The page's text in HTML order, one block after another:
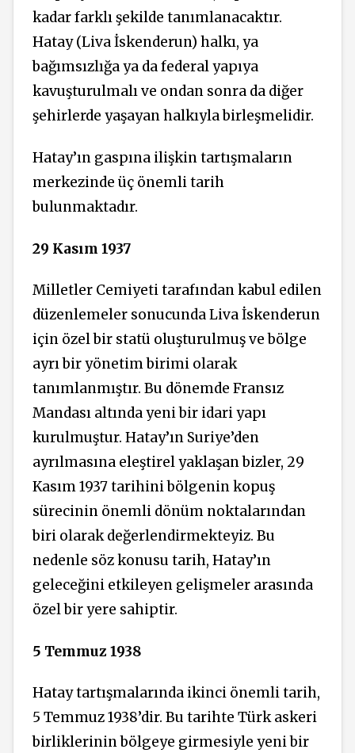
kadar farklı şekilde tanımlanacaktır.
Hatay (Liva İskenderun) halkı, ya
bağımsızlığa ya da federal yapıya
kavuşturulmalı ve ondan sonra da diğer
şehirlerde yaşayan halkıyla birleşmelidir.
Hatay’ın gaspına ilişkin tartışmaların
merkezinde üç önemli tarih
bulunmaktadır.
29 Kasım 1937
Milletler Cemiyeti tarafından kabul edilen
düzenlemeler sonucunda Liva İskenderun
için özel bir statü oluşturulmuş ve bölge
ayrı bir yönetim birimi olarak
tanımlanmıştır. Bu dönemde Fransız
Mandası altında yeni bir idari yapı
kurulmuştur. Hatay’ın Suriye’den
ayrılmasına eleştirel yaklaşan bizler, 29
Kasım 1937 tarihini bölgenin kopuş
sürecinin önemli dönüm noktalarından
biri olarak değerlendirmekteyiz. Bu
nedenle söz konusu tarih, Hatay’ın
geleceğini etkileyen gelişmeler arasında
özel bir yere sahiptir.
5 Temmuz 1938
Hatay tartışmalarında ikinci önemli tarih,
5 Temmuz 1938’dir. Bu tarihte Türk askeri
birliklerinin bölgeye girmesiyle yeni bir